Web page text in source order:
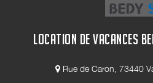
LOCATION DE VACANCES
Rue de Caron, 73440